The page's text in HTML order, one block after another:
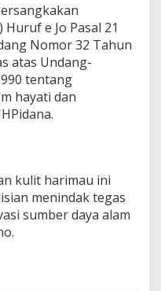
e Jo Pasal 21
Nomor 32 Tahun
atas Undang-
tentang
hayati dan
kulit harimau ini
menindak tegas
sumber daya alam